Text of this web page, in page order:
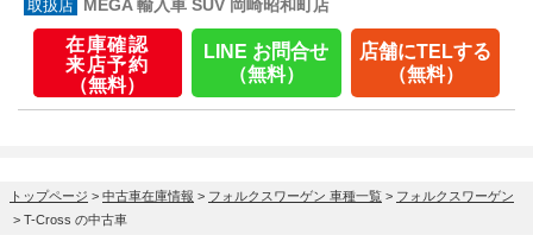
MEGA 輸入車 SUV 岡崎昭和町店
在庫確認
来店予約
（無料）
LINE お問合せ
（無料）
店舗にTELする
（無料）
トップページ > 中古車在庫情報 > フォルクスワーゲン 車種一覧 > フォルクスワーゲン
> T-Cross の中古車